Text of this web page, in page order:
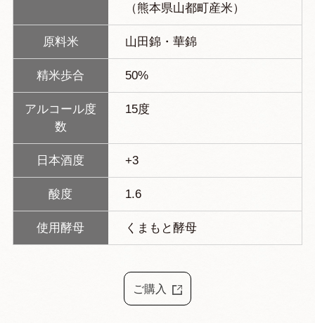
（熊本県山都町産米）
原料米 山田錦・華錦
精米歩合 50%
アルコール度
数
15度
日本酒度 +3
酸度 1.6
使用酵母 くまもと酵母
ご購入